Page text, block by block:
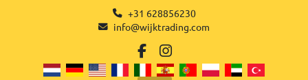
+31 628856230
info@wijktrading.com
facebook
instagram